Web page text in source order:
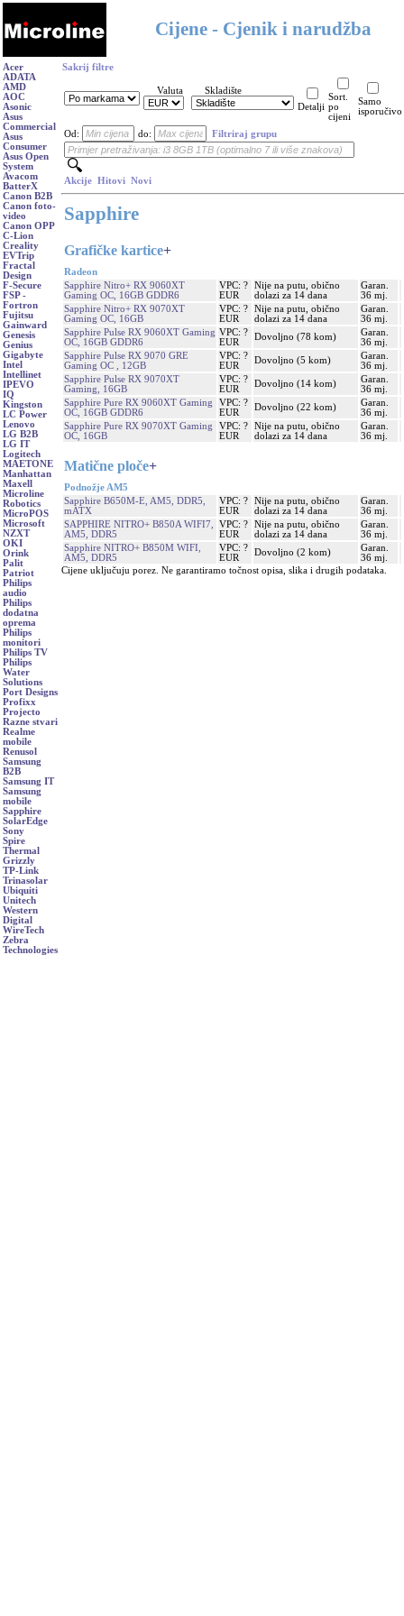
Cijene - Cjenik i narudžba
Acer
ADATA
AMD
AOC
Asonic
Asus
Commercial
Asus
Consumer
Asus Open
System
Avacom
BatterX
Canon B2B
Canon foto-
video
Canon OPP
C-Lion
Creality
EVTrip
Fractal
Design
F-Secure
FSP -
Fortron
Fujitsu
Gainward
Genesis
Genius
Gigabyte
Intel
Intellinet
IPEVO
IQ
Kingston
LC Power
Lenovo
LG B2B
LG IT
Logitech
MAETONE
Manhattan
Maxell
Microline
Robotics
MicroPOS
Microsoft
NZXT
OKI
Orink
Palit
Patriot
Philips
audio
Philips
dodatna
oprema
Philips
monitori
Philips TV
Philips
Water
Solutions
Port Designs
Profixx
Projecto
Razne stvari
Realme
mobile
Renusol
Samsung
B2B
Samsung IT
Samsung
mobile
Sapphire
SolarEdge
Sony
Spire
Thermal
Grizzly
TP-Link
Trinasolar
Ubiquiti
Unitech
Western
Digital
WireTech
Zebra
Technologies
Sakrij filtre
Valuta
Skladište
Detalji
Sort.
po
cijeni
Samo
isporučivo
Od: do: Filtriraj grupu
Akcije Hitovi Novi
Sapphire
Grafičke kartice+
Radeon
Sapphire Nitro+ RX 9060XT
Gaming OC, 16GB GDDR6
VPC: ?
EUR
Nije na putu, obično
dolazi za 14 dana
Garan.
36 mj.
Sapphire Nitro+ RX 9070XT
Gaming OC, 16GB
VPC: ?
EUR
Nije na putu, obično
dolazi za 14 dana
Garan.
36 mj.
Sapphire Pulse RX 9060XT Gaming
OC, 16GB GDDR6
VPC: ?
EUR
Dovoljno (78 kom)
Garan.
36 mj.
Sapphire Pulse RX 9070 GRE
Gaming OC , 12GB
VPC: ?
EUR
Dovoljno (5 kom)
Garan.
36 mj.
Sapphire Pulse RX 9070XT
Gaming, 16GB
VPC: ?
EUR
Dovoljno (14 kom)
Garan.
36 mj.
Sapphire Pure RX 9060XT Gaming
OC, 16GB GDDR6
VPC: ?
EUR
Dovoljno (22 kom)
Garan.
36 mj.
Sapphire Pure RX 9070XT Gaming
OC, 16GB
VPC: ?
EUR
Nije na putu, obično
dolazi za 14 dana
Garan.
36 mj.
Matične ploče+
Podnožje AM5
Sapphire B650M-E, AM5, DDR5,
mATX
VPC: ?
EUR
Nije na putu, obično
dolazi za 14 dana
Garan.
36 mj.
SAPPHIRE NITRO+ B850A WIFI7,
AM5, DDR5
VPC: ?
EUR
Nije na putu, obično
dolazi za 14 dana
Garan.
36 mj.
Sapphire NITRO+ B850M WIFI,
AM5, DDR5
VPC: ?
EUR
Dovoljno (2 kom)
Garan.
36 mj.
Cijene uključuju porez. Ne garantiramo točnost opisa, slika i drugih podataka.